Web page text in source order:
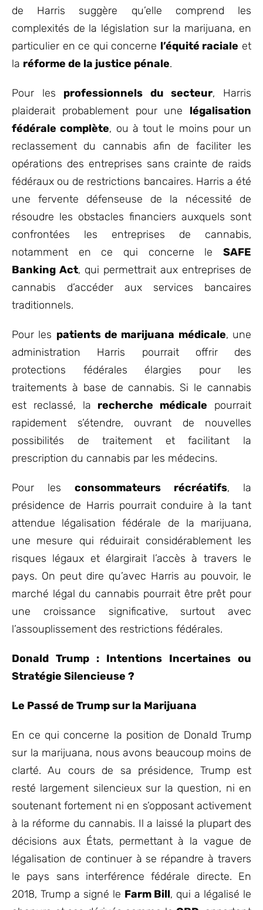
de Harris suggère qu’elle comprend les
complexités de la législation sur la marijuana, en
particulier en ce qui concerne l’équité raciale et
la réforme de la justice pénale.
Pour les professionnels du secteur, Harris
plaiderait probablement pour une légalisation
fédérale complète, ou à tout le moins pour un
reclassement du cannabis afin de faciliter les
opérations des entreprises sans crainte de raids
fédéraux ou de restrictions bancaires. Harris a été
une fervente défenseuse de la nécessité de
résoudre les obstacles financiers auxquels sont
confrontées les entreprises de cannabis,
notamment en ce qui concerne le SAFE
Banking Act, qui permettrait aux entreprises de
cannabis d’accéder aux services bancaires
traditionnels.
Pour les patients de marijuana médicale, une
administration Harris pourrait offrir des
protections fédérales élargies pour les
traitements à base de cannabis. Si le cannabis
est reclassé, la recherche médicale pourrait
rapidement s’étendre, ouvrant de nouvelles
possibilités de traitement et facilitant la
prescription du cannabis par les médecins.
Pour les consommateurs récréatifs, la
présidence de Harris pourrait conduire à la tant
attendue légalisation fédérale de la marijuana,
une mesure qui réduirait considérablement les
risques légaux et élargirait l’accès à travers le
pays. On peut dire qu’avec Harris au pouvoir, le
marché légal du cannabis pourrait être prêt pour
une croissance significative, surtout avec
l’assouplissement des restrictions fédérales.
Donald Trump : Intentions Incertaines ou
Stratégie Silencieuse ?
Le Passé de Trump sur la Marijuana
En ce qui concerne la position de Donald Trump
sur la marijuana, nous avons beaucoup moins de
clarté. Au cours de sa présidence, Trump est
resté largement silencieux sur la question, ni en
soutenant fortement ni en s’opposant activement
à la réforme du cannabis. Il a laissé la plupart des
décisions aux États, permettant à la vague de
légalisation de continuer à se répandre à travers
le pays sans interférence fédérale directe. En
2018, Trump a signé le Farm Bill, qui a légalisé le